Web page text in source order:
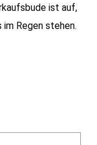
ist auf,
Regen stehen.